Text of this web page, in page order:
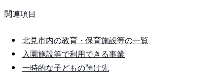
関連項目
北見市内の教育・保育施設等の一覧
入園施設等で利用できる事業
一時的な子どもの預け先